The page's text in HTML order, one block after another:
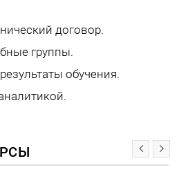
договор.
группы.
обучения.